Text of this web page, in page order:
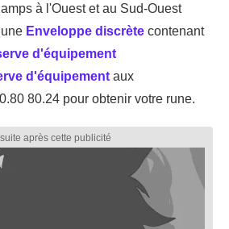
à l'Ouest et au Sud-Ouest
Enveloppe discrète contenant
d'équipement
d'équipement aux
80.24 pour obtenir votre rune.